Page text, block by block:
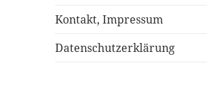
Kontakt, Impressum
Datenschutzerklärung